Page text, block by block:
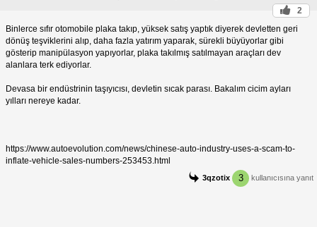
2
Binlerce sıfır otomobile plaka takıp, yüksek satış yaptık diyerek devletten geri
dönüş teşviklerini alıp, daha fazla yatırım yaparak, sürekli büyüyorlar gibi
gösterip manipülasyon yapıyorlar, plaka takılmış satılmayan araçları dev
alanlara terk ediyorlar.
Devasa bir endüstrinin taşıyıcısı, devletin sıcak parası. Bakalım cicim ayları
yılları nereye kadar.
https://www.autoevolution.com/news/chinese-auto-industry-uses-a-scam-to-
inflate-vehicle-sales-numbers-253453.html
3qzotix 3 kullanıcısına yanıt